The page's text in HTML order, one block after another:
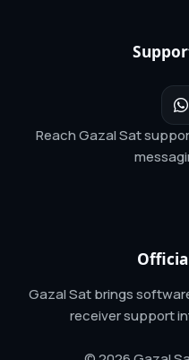
Reach Gazal Sat
Gazal Sat brings
receiver support